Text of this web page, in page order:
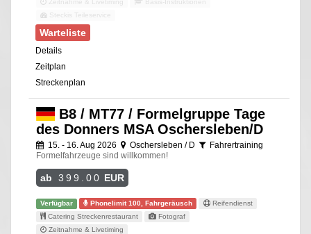
Steckis Teileservice
Warteliste
Details
Zeitplan
Streckenplan
B8 / MT77 / Formelgruppe Tage
des Donners MSA Oschersleben/D
15. - 16. Aug 2026 Oschersleben / D
Fahrertraining
Formelfahrzeuge sind willkommen!
ab 399.00 EUR
Verfügbar Phonelimit 100, Fahrgeräusch
Reifendienst
Catering Streckenrestaurant
Fotograf
Zeitnahme & Livetiming